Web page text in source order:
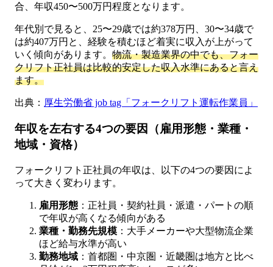
合、年収450〜500万円程度となります。
年代別で見ると、25〜29歳では約378万円、30〜34歳で
は約407万円と、経験を積むほど着実に収入が上がって
いく傾向があります。 物流・製造業界の中でも、フォー
クリフト正社員は比較的安定した収入水準にあると言え
ます。
出典： 厚生労働省 job tag「フォークリフト運転作業員」
年収を左右する4つの要因（雇用形態・業種・
地域・資格）
フォークリフト正社員の年収は、以下の4つの要因によ
って大きく変わります。
雇用形態 ：正社員・契約社員・派遣・パートの順
で年収が高くなる傾向がある
業種・勤務先規模 ：大手メーカーや大型物流企業
ほど給与水準が高い
勤務地域 ：首都圏・中京圏・近畿圏は地方と比べ